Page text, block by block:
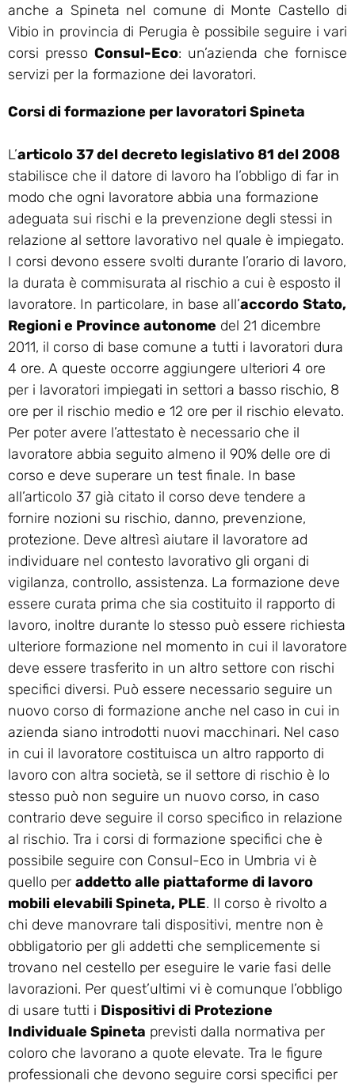
anche a Spineta nel comune di Monte Castello di
Vibio in provincia di Perugia è possibile seguire i vari
corsi presso Consul-Eco: un’azienda che fornisce
servizi per la formazione dei lavoratori.
Corsi di formazione per lavoratori Spineta
L’articolo 37 del decreto legislativo 81 del 2008
stabilisce che il datore di lavoro ha l’obbligo di far in
modo che ogni lavoratore abbia una formazione
adeguata sui rischi e la prevenzione degli stessi in
relazione al settore lavorativo nel quale è impiegato.
I corsi devono essere svolti durante l’orario di lavoro,
la durata è commisurata al rischio a cui è esposto il
lavoratore. In particolare, in base all’accordo Stato,
Regioni e Province autonome del 21 dicembre
2011, il corso di base comune a tutti i lavoratori dura
4 ore. A queste occorre aggiungere ulteriori 4 ore
per i lavoratori impiegati in settori a basso rischio, 8
ore per il rischio medio e 12 ore per il rischio elevato.
Per poter avere l’attestato è necessario che il
lavoratore abbia seguito almeno il 90% delle ore di
corso e deve superare un test finale. In base
all’articolo 37 già citato il corso deve tendere a
fornire nozioni su rischio, danno, prevenzione,
protezione. Deve altresì aiutare il lavoratore ad
individuare nel contesto lavorativo gli organi di
vigilanza, controllo, assistenza. La formazione deve
essere curata prima che sia costituito il rapporto di
lavoro, inoltre durante lo stesso può essere richiesta
ulteriore formazione nel momento in cui il lavoratore
deve essere trasferito in un altro settore con rischi
specifici diversi. Può essere necessario seguire un
nuovo corso di formazione anche nel caso in cui in
azienda siano introdotti nuovi macchinari. Nel caso
in cui il lavoratore costituisca un altro rapporto di
lavoro con altra società, se il settore di rischio è lo
stesso può non seguire un nuovo corso, in caso
contrario deve seguire il corso specifico in relazione
al rischio. Tra i corsi di formazione specifici che è
possibile seguire con Consul-Eco in Umbria vi è
quello per addetto alle piattaforme di lavoro
mobili elevabili Spineta, PLE. Il corso è rivolto a
chi deve manovrare tali dispositivi, mentre non è
obbligatorio per gli addetti che semplicemente si
trovano nel cestello per eseguire le varie fasi delle
lavorazioni. Per quest’ultimi vi è comunque l’obbligo
di usare tutti i Dispositivi di Protezione
Individuale Spineta previsti dalla normativa per
coloro che lavorano a quote elevate. Tra le figure
professionali che devono seguire corsi specifici per